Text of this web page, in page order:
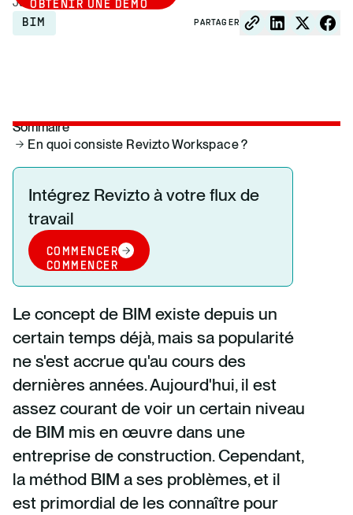
OBTENIR UNE DÉMO
BIM PARTAGER
Sommaire
En quoi consiste Revizto Workspace ?
Intégrez Revizto à votre flux de
travail
COMMENCER
COMMENCER
Le concept de BIM existe depuis un
certain temps déjà, mais sa popularité
ne s'est accrue qu'au cours des
dernières années. Aujourd'hui, il est
assez courant de voir un certain niveau
de BIM mis en œuvre dans une
entreprise de construction. Cependant,
la méthod BIM a ses problèmes, et il
est primordial de les connaître pour